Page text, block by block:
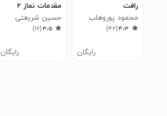
رافت
محمود پوروهاب
۴٫۳(۴۲)
رایگان
مقدمات نماز ۲
حسین شریعتی
۳٫۵(۱۶)
رایگان